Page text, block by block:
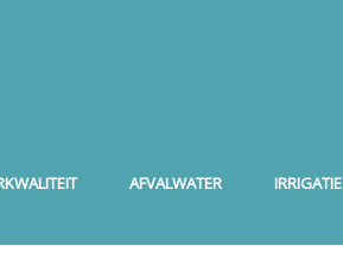
AFVALWATER IRRIGATIE